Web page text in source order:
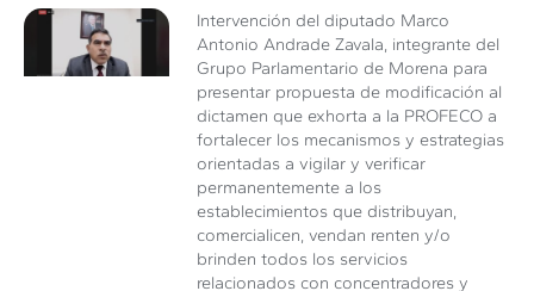
Intervención del diputado Marco
Antonio Andrade Zavala, integrante del
Grupo Parlamentario de Morena para
presentar propuesta de modificación al
dictamen que exhorta a la PROFECO a
fortalecer los mecanismos y estrategias
orientadas a vigilar y verificar
permanentemente a los
establecimientos que distribuyan,
comercialicen, vendan renten y/o
brinden todos los servicios
relacionados con concentradores y